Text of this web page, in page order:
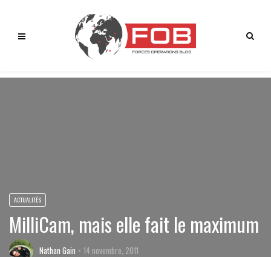
ACTUALITÉS
MilliCam, mais elle fait le maximum
Nathan Gain 14 novembre, 2011